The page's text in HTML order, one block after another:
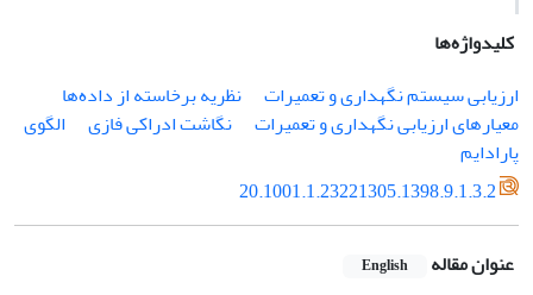
کلیدواژه‌ها
ارزیابی سیستم نگهداری و تعمیرات
نظریه برخاسته از داده‌ها
معیارهای ارزیابی نگهداری و تعمیرات
نگاشت ادراکی فازی
الگوی
پارادایم
20.1001.1.23221305.1398.9.1.3.2
عنوان مقاله English